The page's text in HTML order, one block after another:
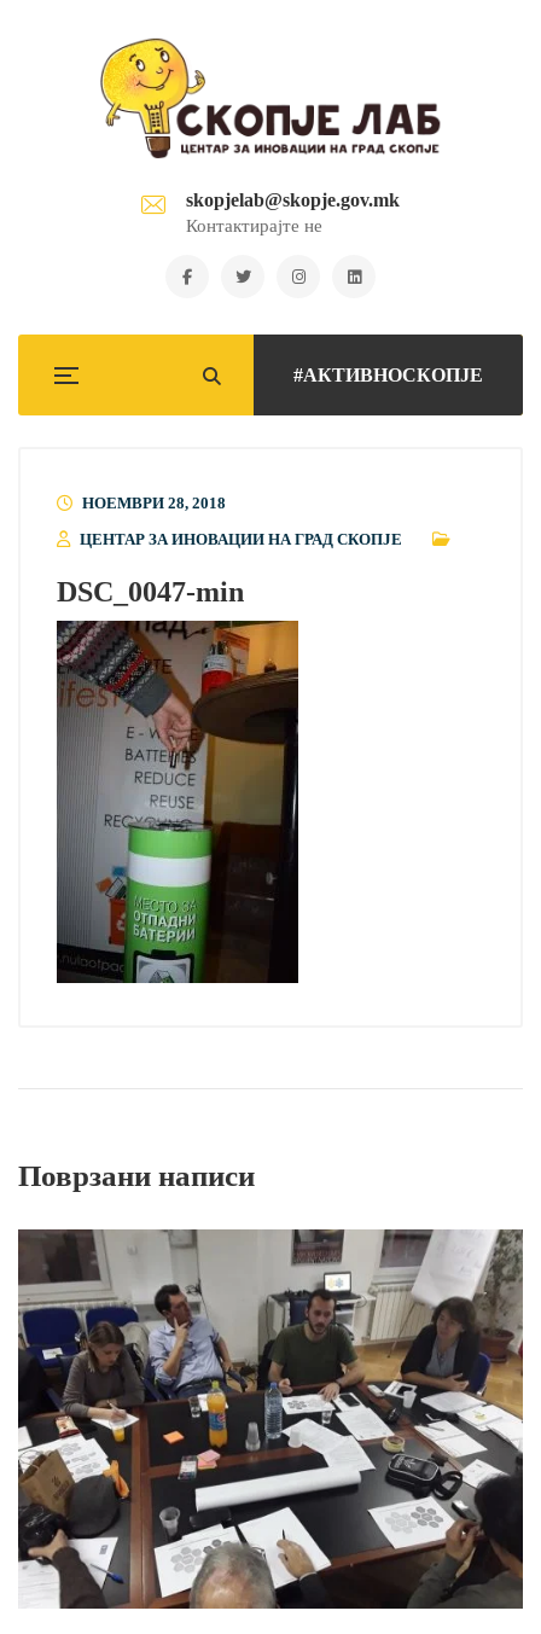
skopjelab@skopje.gov.mk
Контактирајте не
#АКТИВНОСКОПЈЕ
НОЕМВРИ 28, 2018
ЦЕНТАР ЗА ИНОВАЦИИ НА ГРАД СКОПЈЕ
DSC_0047-min
Поврзани написи